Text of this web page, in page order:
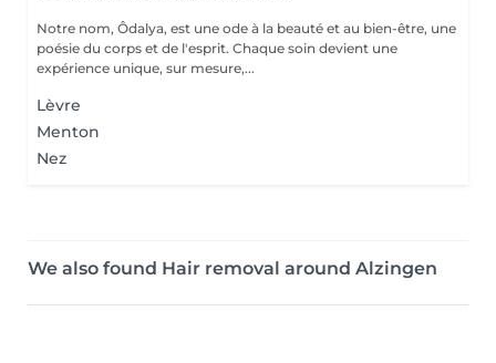
Notre nom, Ôdalya, est une ode à la beauté et au bien-être, une
poésie du corps et de l'esprit. Chaque soin devient une
expérience unique, sur mesure,...
Lèvre
Menton
Nez
We also found Hair removal around Alzingen